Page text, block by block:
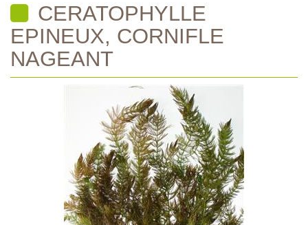
CERATOPHYLLE
EPINEUX, CORNIFLE
NAGEANT